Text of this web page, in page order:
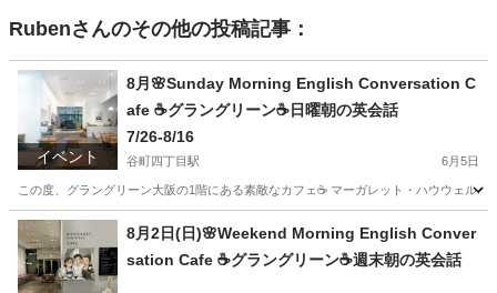
Rubenさんのその他の投稿記事：
イベント
8月🌸Sunday Morning English Conversation C
afe ☕️グラングリーン☕️日曜朝の英会話
7/26-8/16
谷町四丁目駅 6月5日
この度、グラングリーン大阪の1階にある素敵なカフェ☕️ マーガレット・ハウウェル
大阪 大阪市 谷町四丁目駅
8月2日(日)🌸Weekend Morning English Conver
sation Cafe ☕️グラングリーン☕️週末朝の英会話